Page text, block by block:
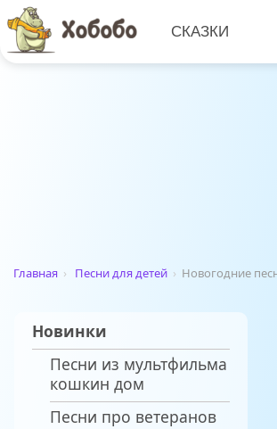
СКАЗКИ
Главная › Песни для детей › Новогодние
Новинки
Песни из мультфильма
кошкин дом
Песни про ветеранов